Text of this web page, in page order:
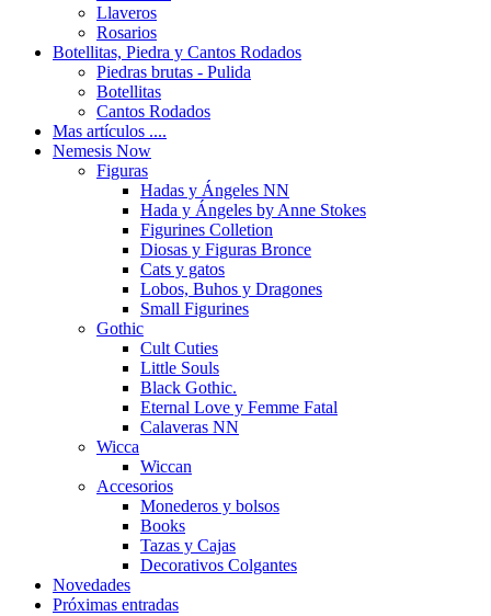
Llaveros
Rosarios
Botellitas, Piedra y Cantos Rodados
Piedras brutas - Pulida
Botellitas
Cantos Rodados
Mas artículos ....
Nemesis Now
Figuras
Hadas y Ángeles NN
Hada y Ángeles by Anne Stokes
Figurines Colletion
Diosas y Figuras Bronce
Cats y gatos
Lobos, Buhos y Dragones
Small Figurines
Gothic
Cult Cuties
Little Souls
Black Gothic.
Eternal Love y Femme Fatal
Calaveras NN
Wicca
Wiccan
Accesorios
Monederos y bolsos
Books
Tazas y Cajas
Decorativos Colgantes
Novedades
Próximas entradas